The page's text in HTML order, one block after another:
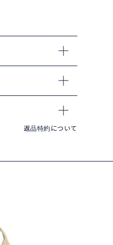
返品特約について